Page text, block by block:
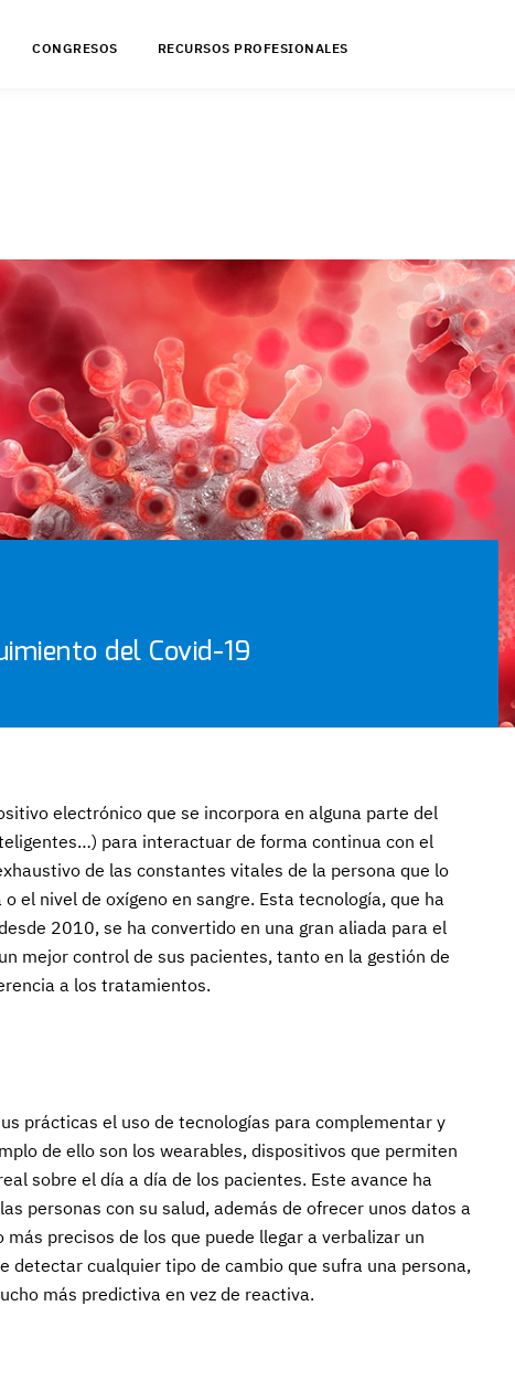
CONGRESOS RECURSOS PROFESIONALES
del Covid-19
electrónico que se incorpora en alguna parte del
para interactuar de forma continua con el
de las constantes vitales de la persona que lo
el nivel de oxígeno en sangre. Esta tecnología, que ha
2010, se ha convertido en una gran aliada para el
mejor control de sus pacientes, tanto en la gestión de
a los tratamientos.
prácticas el uso de tecnologías para complementar y
de ello son los wearables, dispositivos que permiten
sobre el día a día de los pacientes. Este avance ha
personas con su salud, además de ofrecer unos datos a
precisos de los que puede llegar a verbalizar un
detectar cualquier tipo de cambio que sufra una persona,
más predictiva en vez de reactiva.